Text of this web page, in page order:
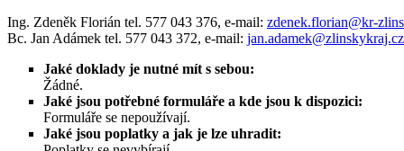
Ing. Zdeněk Florián tel. 577 043 376, e-mail: zdenek.florian@kr-
Bc. Jan Adámek tel. 577 043 372, e-mail: jan.adamek@zlinskykraj.cz
Jaké doklady je nutné mít s sebou:
Žádné.
Jaké jsou potřebné formuláře a kde jsou k dispozici:
Formuláře se nepoužívají.
Jaké jsou poplatky a jak je lze uhradit: